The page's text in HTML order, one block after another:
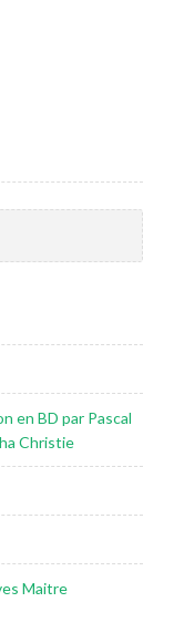
en BD par Pascal
Christie
Maitre